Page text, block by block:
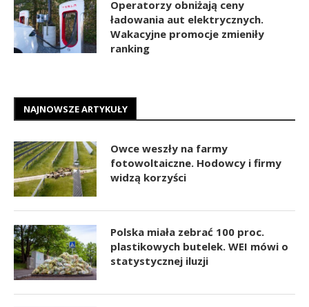
Operatorzy obniżają ceny
ładowania aut elektrycznych.
Wakacyjne promocje zmieniły
ranking
NAJNOWSZE ARTYKUŁY
Owce weszły na farmy
fotowoltaiczne. Hodowcy i firmy
widzą korzyści
Polska miała zebrać 100 proc.
plastikowych butelek. WEI mówi o
statystycznej iluzji